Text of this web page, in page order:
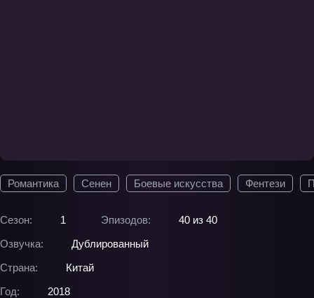
Романтика Сенен Боевые искусства Фентези
Сезон: 1 Эпизодов:
40 из 40
Озвучка:
Дублированный
Страна:
Китай
Год:
2018